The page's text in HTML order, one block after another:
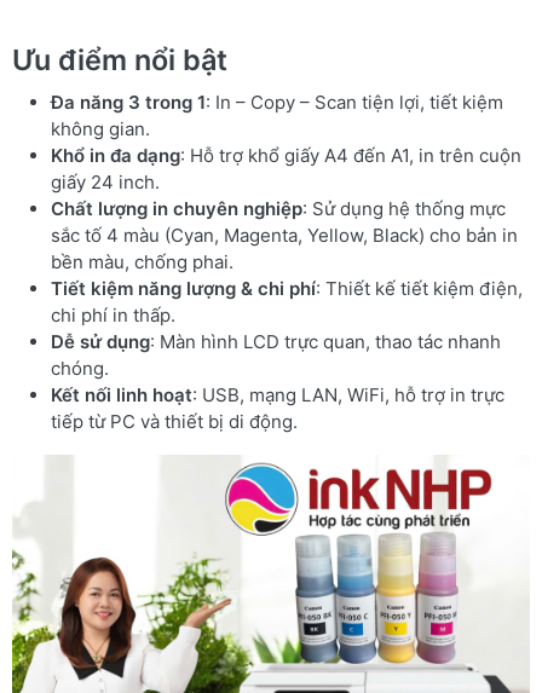
Ưu điểm nổi bật
Đa năng 3 trong 1: In – Copy – Scan tiện lợi, tiết kiệm
không gian.
Khổ in đa dạng: Hỗ trợ khổ giấy A4 đến A1, in trên cuộn
giấy 24 inch.
Chất lượng in chuyên nghiệp: Sử dụng hệ thống mực
sắc tố 4 màu (Cyan, Magenta, Yellow, Black) cho bản in
bền màu, chống phai.
Tiết kiệm năng lượng & chi phí: Thiết kế tiết kiệm điện,
chi phí in thấp.
Dễ sử dụng: Màn hình LCD trực quan, thao tác nhanh
chóng.
Kết nối linh hoạt: USB, mạng LAN, WiFi, hỗ trợ in trực
tiếp từ PC và thiết bị di động.